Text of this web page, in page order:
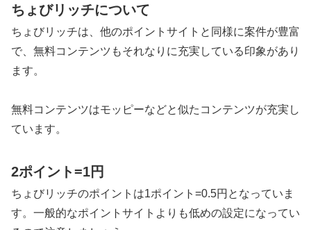
ちょびリッチについて
ちょびリッチは、他のポイントサイトと同様に案件が豊富
で、無料コンテンツもそれなりに充実している印象があり
ます。
無料コンテンツはモッピーなどと似たコンテンツが充実し
ています。
2ポイント=1円
ちょびリッチのポイントは1ポイント=0.5円となっていま
す。一般的なポイントサイトよりも低めの設定になってい